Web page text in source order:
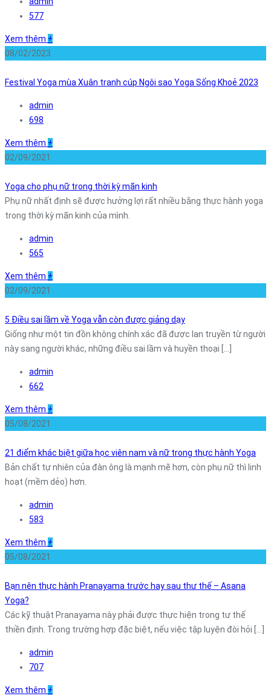
577
Xem thêm +
08/02/2023
Festival Yoga mùa Xuân tranh cúp Ngôi sao Yoga Sống Khoẻ 2023
admin
698
Xem thêm +
02/09/2021
Yoga cho phụ nữ trong thời kỳ mãn kinh
Phụ nữ nhất định sẽ được hưởng lợi rất nhiều bằng thực hành yoga
trong thời kỳ mãn kinh của mình.
admin
565
Xem thêm +
02/09/2021
5 Điều sai lầm về Yoga vẫn còn được giảng dạy
Giống như một tin đồn không chính xác đã được lan truyền từ người
này sang người khác, những điều sai lầm và huyền thoại [...]
admin
662
Xem thêm +
05/08/2021
21 điểm khác biệt giữa học viên nam và nữ trong thực hành Yoga
Bản chất tự nhiên của đàn ông là mạnh mẽ hơn, còn phụ nữ thì linh
hoạt (mềm dẻo) hơn.
admin
583
Xem thêm +
05/08/2021
Bạn nên thực hành Pranayama trước hay sau thư thế – Asana
Yoga?
Các kỹ thuật Pranayama này phải được thực hiện trong tư thế
thiền định. Trong trường hợp đặc biệt, nếu việc tập luyện đòi hỏi [...]
admin
707
Xem thêm +